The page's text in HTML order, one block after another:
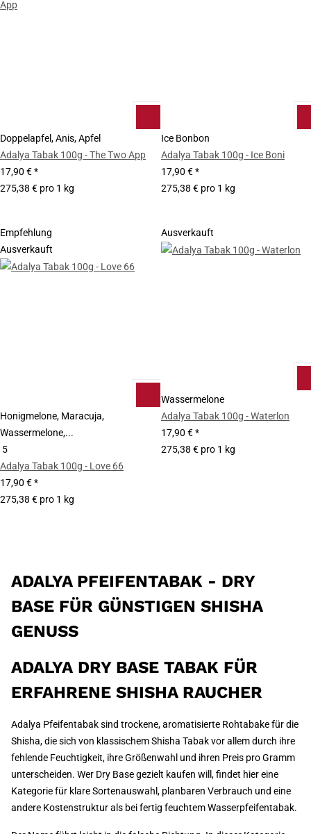
Doppelapfel, Anis, Apfel
Adalya Tabak 100g - The Two App
17,90 €*
275,38 € pro 1 kg
Ice Bonbon
Adalya Tabak 100g - Ice Boni
17,90 €*
275,38 € pro 1 kg
Empfehlung
Ausverkauft
Honigmelone, Maracuja,
Wassermelone,...
5
Adalya Tabak 100g - Love 66
17,90 €*
275,38 € pro 1 kg
Ausverkauft
Wassermelone
Adalya Tabak 100g - Waterlon
17,90 €*
275,38 € pro 1 kg
ADALYA PFEIFENTABAK - DRY
BASE FÜR GÜNSTIGEN SHISHA
GENUSS
ADALYA DRY BASE TABAK FÜR
ERFAHRENE SHISHA RAUCHER
Adalya Pfeifentabak sind trockene, aromatisierte Rohtabake für die
Shisha, die sich von klassischem Shisha Tabak vor allem durch ihre
fehlende Feuchtigkeit, ihre Größenwahl und ihren Preis pro Gramm
unterscheiden. Wer Dry Base gezielt kaufen will, findet hier eine
Kategorie für klare Sortenauswahl, planbaren Verbrauch und eine
andere Kostenstruktur als bei fertig feuchtem Wasserpfeifentabak.